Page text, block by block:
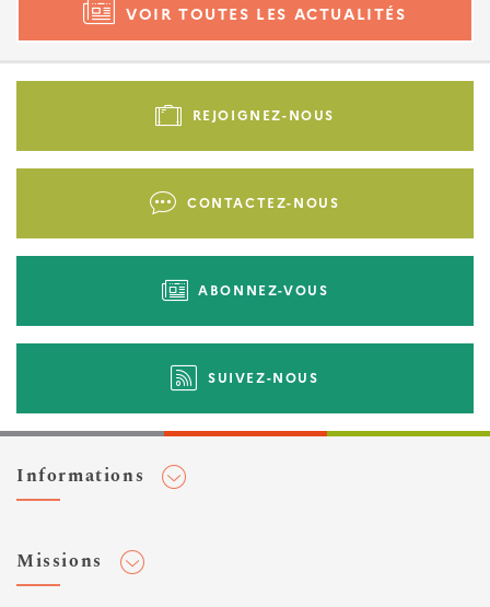
VOIR TOUTES LES ACTUALITÉS
Pied
-
REJOIGNEZ-NOUS
CONTACTEZ-NOUS
ABONNEZ-VOUS
SUIVEZ-NOUS
Informations
Missions